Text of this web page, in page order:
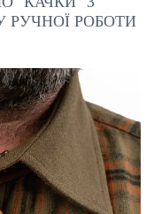
РУЧНОЇ РОБОТИ